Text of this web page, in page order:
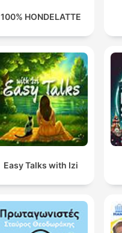
100% HONDELATTE
Easy Talks with Izi